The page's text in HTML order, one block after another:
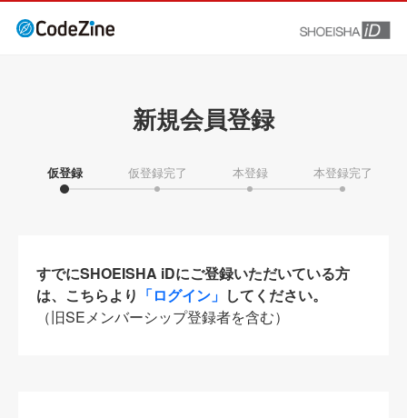
新規会員登録
仮登録 仮登録完了 本登録 本登録完了
すでにSHOEISHA iDにご登録いただいている方
は、こちらより 「ログイン」 してください。
（旧SEメンバーシップ登録者を含む）